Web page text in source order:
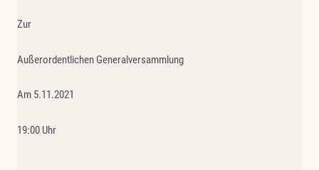
Zur
Außerordentlichen Generalversammlung
Am 5.11.2021
19:00 Uhr